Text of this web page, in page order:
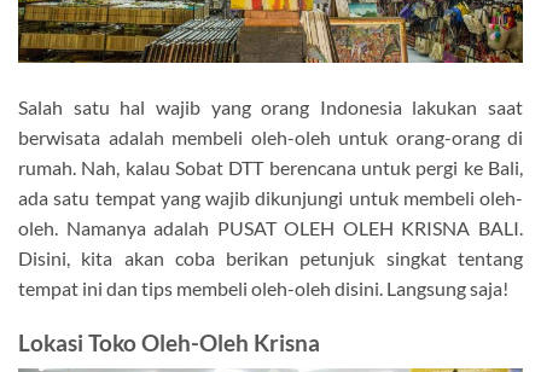
Salah satu hal wajib yang orang Indonesia lakukan saat
berwisata adalah membeli oleh-oleh untuk orang-orang di
rumah. Nah, kalau Sobat DTT berencana untuk pergi ke Bali,
ada satu tempat yang wajib dikunjungi untuk membeli oleh-
oleh. Namanya adalah PUSAT OLEH OLEH KRISNA BALI.
Disini, kita akan coba berikan petunjuk singkat tentang
tempat ini dan tips membeli oleh-oleh disini. Langsung saja!
Lokasi Toko Oleh-Oleh Krisna